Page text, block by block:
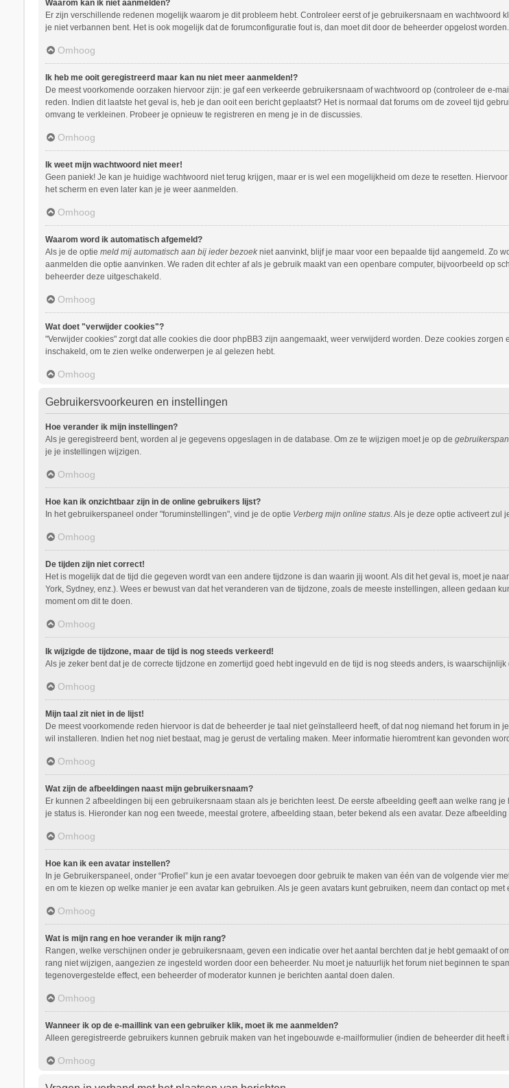
Waarom kan ik niet aanmelden?
Er zijn verschillende redenen mogelijk waarom je dit probleem hebt. Controleer eerst of je gebruikersnaam en
je niet verbannen bent. Het is ook mogelijk dat de forumconfiguratie fout is, dan moet dit door de beheerder opgelost worden.
Omhoog
Ik heb me ooit geregistreerd maar kan nu niet meer aanmelden!?
De meest voorkomende oorzaken hiervoor zijn: je gaf een verkeerde gebruikersnaam of wachtwoord op (controleer de e-
reden. Indien dit laatste het geval is, heb je dan ooit een bericht geplaatst? Het is normaal dat forums om de zoveel tijd
omvang te verkleinen. Probeer je opnieuw te registreren en meng je in de discussies.
Omhoog
Ik weet mijn wachtwoord niet meer!
Geen paniek! Je kan je huidige wachtwoord niet terug krijgen, maar er is wel een mogelijkheid om deze te resetten.
het scherm en even later kan je je weer aanmelden.
Omhoog
Waarom word ik automatisch afgemeld?
Als je de optie meld mij automatisch aan bij ieder bezoekniet aanvinkt, blijf je maar voor een bepaalde tijd aangemeld. Zo
aanmelden die optie aanvinken. We raden dit echter af als je gebruik maakt van een openbare computer, bijvoorbeeld op
beheerder deze uitgeschakeld.
Omhoog
Wat doet "verwijder cookies"?
"Verwijder cookies" zorgt dat alle cookies die door phpBB3 zijn aangemaakt, weer verwijderd worden. Deze cookies
inschakeld, om te zien welke onderwerpen je al gelezen hebt.
Omhoog
Gebruikersvoorkeuren en instellingen
Hoe verander ik mijn instellingen?
Als je geregistreerd bent, worden al je gegevens opgeslagen in de database. Om ze te wijzigen moet je op de
je je instellingen wijzigen.
Omhoog
Hoe kan ik onzichtbaar zijn in de online gebruikers lijst?
In het gebruikerspaneel onder "foruminstellingen", vind je de optie Verberg mijn online status. Als je deze optie activeert zul
Omhoog
De tijden zijn niet correct!
Het is mogelijk dat de tijd die gegeven wordt van een andere tijdzone is dan waarin jij woont. Als dit het geval is, moet je
York, Sydney, enz.). Wees er bewust van dat het veranderen van de tijdzone, zoals de meeste instellingen, alleen gedaan
moment om dit te doen.
Omhoog
Ik wijzigde de tijdzone, maar de tijd is nog steeds verkeerd!
Als je zeker bent dat je de correcte tijdzone en zomertijd goed hebt ingevuld en de tijd is nog steeds anders, is
Omhoog
Mijn taal zit niet in de lijst!
De meest voorkomende reden hiervoor is dat de beheerder je taal niet geïnstalleerd heeft, of dat nog niemand het forum
wil installeren. Indien het nog niet bestaat, mag je gerust de vertaling maken. Meer informatie hieromtrent kan gevonden
Omhoog
Wat zijn de afbeeldingen naast mijn gebruikersnaam?
Er kunnen 2 afbeeldingen bij een gebruikersnaam staan als je berichten leest. De eerste afbeelding geeft aan welke rang
je status is. Hieronder kan nog een tweede, meestal grotere, afbeelding staan, beter bekend als een avatar. Deze
Omhoog
Hoe kan ik een avatar instellen?
In je Gebruikerspaneel, onder “Profiel” kun je een avatar toevoegen door gebruik te maken van één van de volgende vier
en om te kiezen op welke manier je een avatar kan gebruiken. Als je geen avatars kunt gebruiken, neem dan contact op
Omhoog
Wat is mijn rang en hoe verander ik mijn rang?
Rangen, welke verschijnen onder je gebruikersnaam, geven een indicatie over het aantal berchten dat je hebt gemaakt of
rang niet wijzigen, aangezien ze ingesteld worden door een beheerder. Nu moet je natuurlijk het forum niet beginnen te
tegenovergestelde effect, een beheerder of moderator kunnen je berichten aantal doen dalen.
Omhoog
Wanneer ik op de e-maillink van een gebruiker klik, moet ik me aanmelden?
Alleen geregistreerde gebruikers kunnen gebruik maken van het ingebouwde e-mailformulier (indien de beheerder dit
Omhoog